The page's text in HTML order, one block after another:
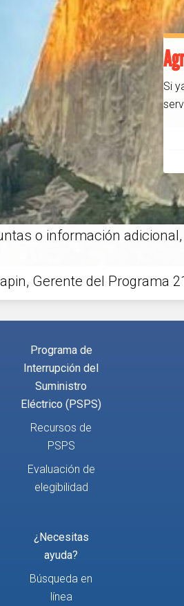
Si
o información
Gerente del Programa
Programa de
Interrupción del
Suministro
Eléctrico (PSPS)
Recursos de
PSPS
Evaluación de
elegibilidad
¿Necesitas
ayuda?
Búsqueda en
línea